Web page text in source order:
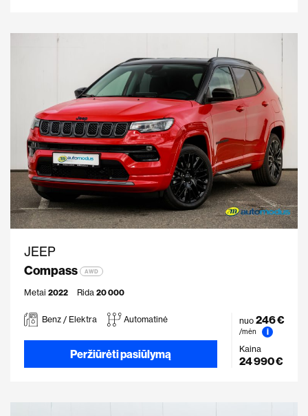
JEEP
Compass
AWD
Metai 2022 Rida 20 000
Benz / Elektra Automatinė
Peržiūrėti pasiūlymą
nuo 246 €
/mėn
i
Kaina
24 990 €